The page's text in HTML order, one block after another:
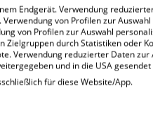
PROFIL
keine
Endgerät. Verwendung
von Profilen zur
von Profilen zur Auswahl
Zielgruppen durch Statistiken oder
Verwendung reduzierter Daten zur
und in die USA
für diese Website/App.